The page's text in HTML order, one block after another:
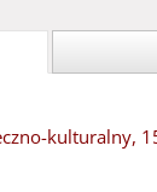
kulturalny,